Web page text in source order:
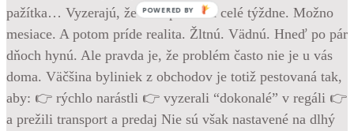
pažítka… Vyzerajú, že vám poslúžia celé týždne. Možno
mesiace. A potom príde realita. Žltnú. Vädnú. Hneď po pár
dňoch hynú. Ale pravda je, že problém často nie je u vás
doma. Väčšina byliniek z obchodov je totiž pestovaná tak,
aby: 👉 rýchlo narástli 👉 vyzerali “dokonalé” v regáli 👉
a prežili transport a predaj Nie sú však nastavené na dlhý
POWERED BY